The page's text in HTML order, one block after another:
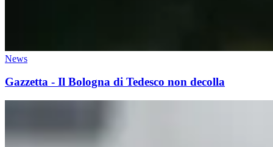
News
Gazzetta - Il Bologna di Tedesco non decolla